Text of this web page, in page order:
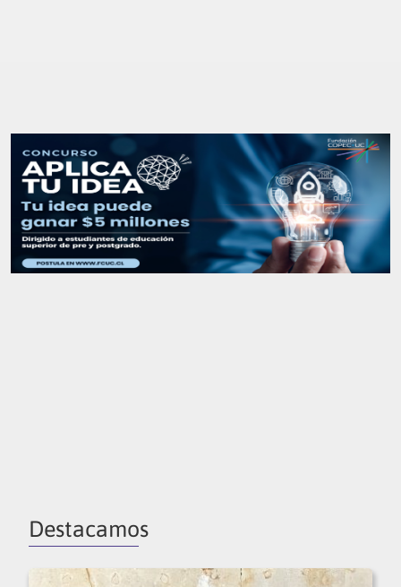
Destacamos